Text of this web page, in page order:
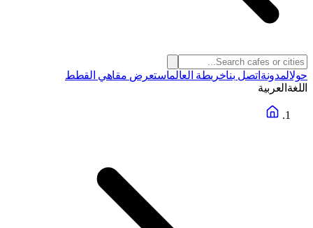
حولالمدونة اتصل بناخريطة العالماستعرض مقاهي القطط
اللغة العربية